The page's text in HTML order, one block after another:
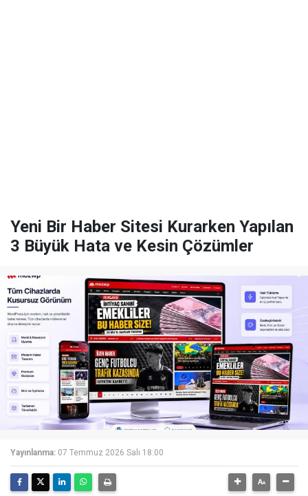
Yeni Bir Haber Sitesi Kurarken Yapılan
3 Büyük Hata ve Kesin Çözümler
Yayınlanma: 07 Temmuz 2026 Salı 18:00